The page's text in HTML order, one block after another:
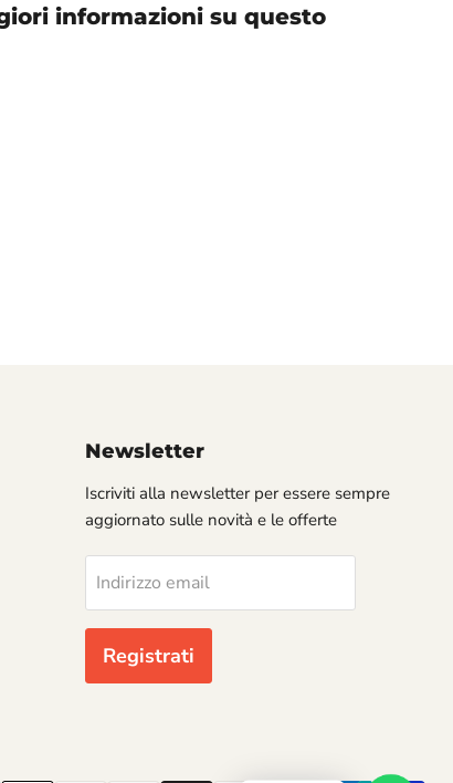
informazioni su questo
Newsletter
Iscriviti alla newsletter per essere sempre
aggiornato sulle novità e le offerte
Indirizzo email
Registrati